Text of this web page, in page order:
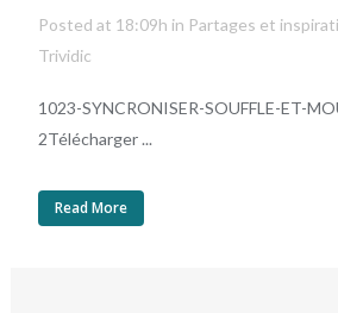
Posted at 18:09h in Partages et
Trividic
1023-SYNCRONISER-SOUFFLE-ET-
2Télécharger ...
Read More